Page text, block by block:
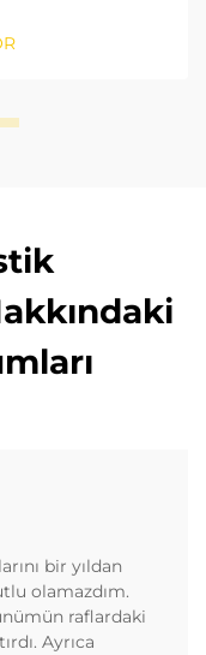
nasıl
standartlarına
bir yıldan
olamazdım.
raflardaki
Ayrıca